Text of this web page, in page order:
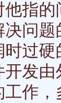
他指
决问
时过
开发
工作